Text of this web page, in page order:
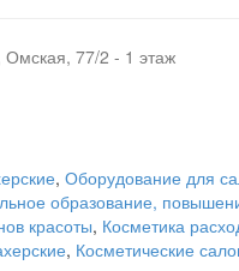
Омская, 77/2 - 1 этаж
, Оборудование для
образование,
красоты, Косметика
, Косметические